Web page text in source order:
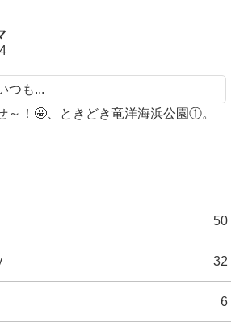
つも...
～！🤩、ときどき竜洋海浜公園①。
50
32
6